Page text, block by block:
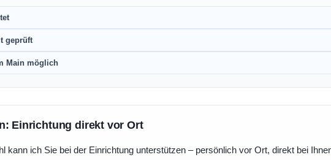
geprüft
Main möglich
Einrichtung direkt vor Ort
kann ich Sie bei der Einrichtung unterstützen – persönlich vor Ort, direkt bei